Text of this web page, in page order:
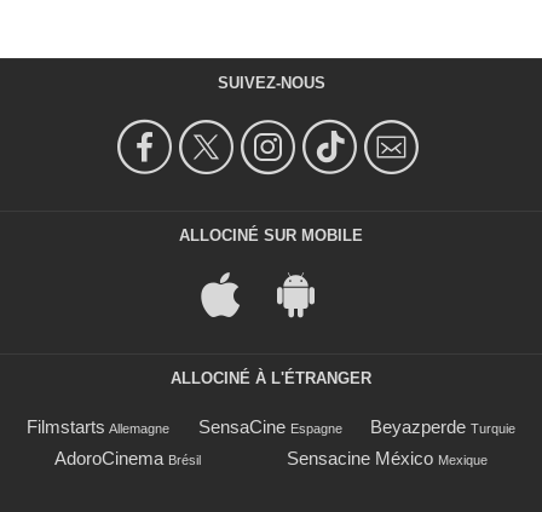
SUIVEZ-NOUS
ALLOCINÉ SUR MOBILE
ALLOCINÉ À L'ÉTRANGER
Filmstarts Allemagne SensaCine Espagne Beyazperde Turquie
AdoroCinema Brésil Sensacine México Mexique